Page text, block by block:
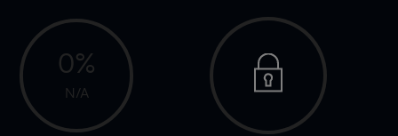
0%
N/A